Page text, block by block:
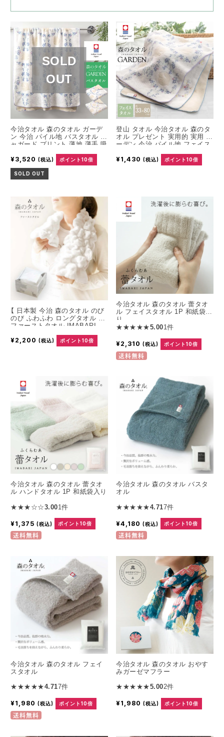
今治タオル 森のタオル ガーデ
ン 今治 パイル地 バスタオル ジ
ャガード プリント 薄地 薄手 吸
レゼント 内祝い 出産祝い ベビ
ー かわいい おしゃれ オシャレ
¥3,520 (税込) ポイント10倍
SOLD OUT
登山 タオル 今治タオル 森のタ
オル プレゼント 実用的 実用 ガ
ーデン 今治 パイル地 フェイス
地 薄手 吸水 速乾 柔らか フェ
イス ギフト プレゼント 内祝い
¥1,430(税込) ポイント10倍
【 日本製 今治 森のタオル のび
のび ふわふわ ロングタオル 】
ファーストタオル IMABARI
元 ギフト プレゼント
¥2,200 (税込) ポイント10倍
今治タオル 森のタオル 蕾タオ
ル フェイスタオル 1P 和紙袋入
り
★★★★★5.001件
¥2,310(税込) ポイント10倍
送料無料
今治タオル 森のタオル 蕾タオ
ル ハンドタオル 1P 和紙袋入り
★★★☆☆3.001件
¥1,375 (税込) ポイント10倍
送料無料
今治タオル 森のタオル バスタ
オル
★★★★★4.717件
¥4,180(税込) ポイント10倍
送料無料
今治タオル 森のタオル フェイ
スタオル
★★★★★4.717件
¥1,980 (税込) ポイント10倍
送料無料
今治タオル 森のタオル おやす
みガーゼマフラー
★★★★★5.002件
¥1,980(税込) ポイント10倍